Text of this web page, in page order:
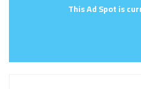
This Ad Spot is